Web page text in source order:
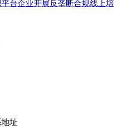
台企业开展反垄断合规线上培
址